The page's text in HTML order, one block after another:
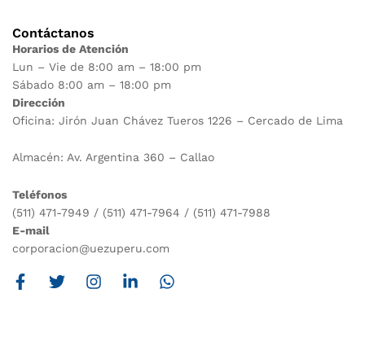
Contáctanos
Horarios de Atención
Lun – Vie de 8:00 am – 18:00 pm
Sábado 8:00 am – 18:00 pm
Dirección
Oficina: Jirón Juan Chávez Tueros 1226 – Cercado de Lima
Almacén: Av. Argentina 360 – Callao
Teléfonos
(511) 471-7949 / (511) 471-7964 / (511) 471-7988
E-mail
corporacion@uezuperu.com